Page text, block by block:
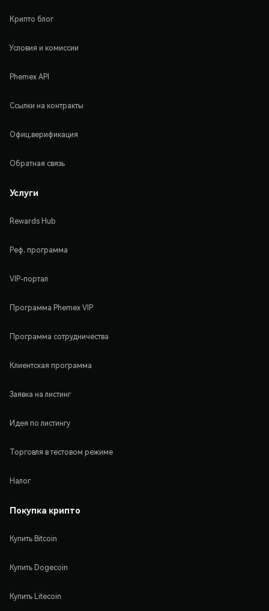
Крипто блог
Условия и комиссии
Phemex API
Ссылки на контракты
Офиц.верификация
Обратная связь
Услуги
Rewards Hub
Реф. программа
VIP-портал
Программа Phemex VIP
Программа сотрудничества
Клиентская программа
Заявка на листинг
Идея по листингу
Торговля в тестовом режиме
Налог
Покупка крипто
Купить Bitcoin
Купить Dogecoin
Купить Litecoin